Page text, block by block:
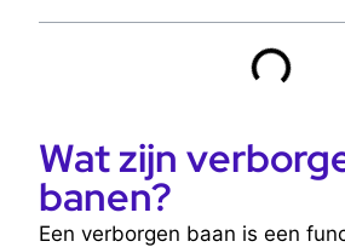
Wat zijn
banen?
Een verborgen baan is een